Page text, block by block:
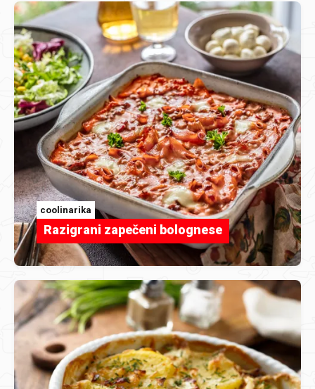
coolinarika
Razigrani zapečeni bolognese